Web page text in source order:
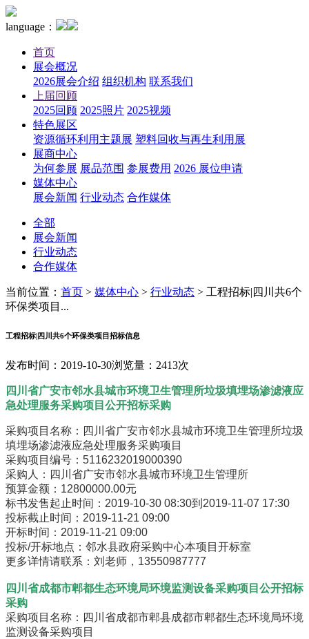
language：
首页
展会概况
2026展会介绍 组织机构 联系我们
上届回顾
2025回顾 2025照片 2025视频
特色展区
资源循环利用主题展 塑料回收与再生利用展
展商中心
为何参展 展品范围 参展费用 2026 展位申请
媒体中心
展会新闻 行业动态 合作媒体
全部
展会新闻
行业动态
合作媒体
当前位置： 首页 > 媒体中心 > 行业动态 > 工程招标|四川共6个
环保类项目...
工程招标|四川共6个环保类项目招标信息
发布时间：2019-10-30浏览量：2413次
四川省广安市邻水县城市环境卫生管理所垃圾填埋场渗滤液应
急处理服务采购项目公开招标采购
采购项目名称：四川省广安市邻水县城市环境卫生管理所垃圾
填埋场渗滤液应急处理服务采购项目
采购项目编号：5116232019000390
采购人：四川省广安市邻水县城市环境卫生管理所
预算金额：12800000.00元
标书发售起止时间：2019-10-30 08:30到2019-11-07 17:30
投标截止时间：2019-11-21 09:00
开标时间：2019-11-21 09:00
投标/开标地点：邻水县政府采购中心本项目开标室
更多详情请联系：刘老师，13550987777
四川省成都市郫都生态环境局环境监测设备采购项目公开招标
采购
采购项目名称：四川省成都市郫县成都市郫都生态环境局环境
监测设备采购项目